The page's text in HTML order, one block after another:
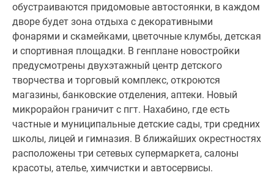
обустраиваются придомовые автостоянки, в каждом
дворе будет зона отдыха с декоративными
фонарями и скамейками, цветочные клумбы, детская
и спортивная площадки. В генплане новостройки
предусмотрены двухэтажный центр детского
творчества и торговый комплекс, откроются
магазины, банковские отделения, аптеки. Новый
микрорайон граничит с пгт. Нахабино, где есть
частные и муниципальные детские сады, три средних
школы, лицей и гимназия. В ближайших окрестностях
расположены три сетевых супермаркета, салоны
красоты, ателье, химчистки и автосервисы.